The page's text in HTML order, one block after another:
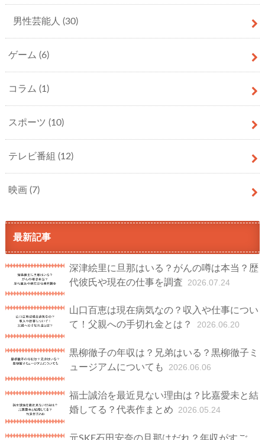
男性芸能人 (30)
ゲーム (6)
コラム (1)
スポーツ (10)
テレビ番組 (12)
映画 (7)
最新記事
深津絵里に旦那はいる？がんの噂は本当？歴
代彼氏や現在の仕事を調査
2026.07.24
山口百恵は現在病気なの？収入や仕事につい
て！父親への手切れ金とは？
2026.06.20
黒柳徹子の年収は？兄弟はいる？黒柳徹子ミ
ュージアムについても
2026.06.06
福士誠治を最近見ない理由は？比嘉愛未と結
婚してる？代表作まとめ
2026.05.24